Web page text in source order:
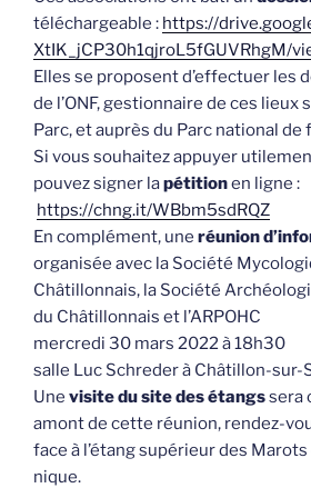
téléchargeable : https://
XtIK_jCP30h1qjroL5fGUVRhgM/
Elles se proposent d’effectuer les
de l’ONF, gestionnaire de ces
Parc, et auprès du Parc national de
Si vous souhaitez appuyer
pouvez signer lapétitionen ligne :
https://chng.it/WBbm5sdRQZ
En complément, une réunion
organisée avec la Société
Châtillonnais, la Société
du Châtillonnais et l’ARPOHC
mercredi 30 mars 2022 à 18h30
salle Luc Schreder à Châtillon-sur-
Une visite du site des étangssera
amont de cette réunion, rendez-
face à l’étang supérieur des Marots
nique.